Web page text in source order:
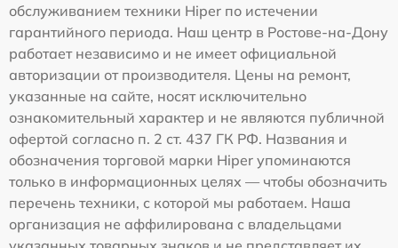
обслуживанием техники Hiper по истечении
гарантийного периода. Наш центр в Ростове-на-Дону
работает независимо и не имеет официальной
авторизации от производителя. Цены на ремонт,
указанные на сайте, носят исключительно
ознакомительный характер и не являются публичной
офертой согласно п. 2 ст. 437 ГК РФ. Названия и
обозначения торговой марки Hiper упоминаются
только в информационных целях — чтобы обозначить
перечень техники, с которой мы работаем. Наша
организация не аффилирована с владельцами